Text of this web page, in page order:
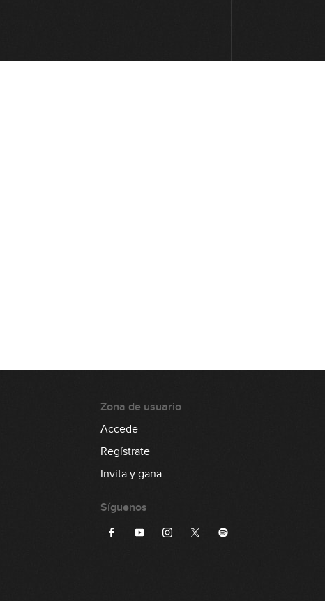
Eagles - Hotel California
James Brown - Cold Sweat
Zona de usuario
Accede
Regístrate
Invita y gana
Síguenos